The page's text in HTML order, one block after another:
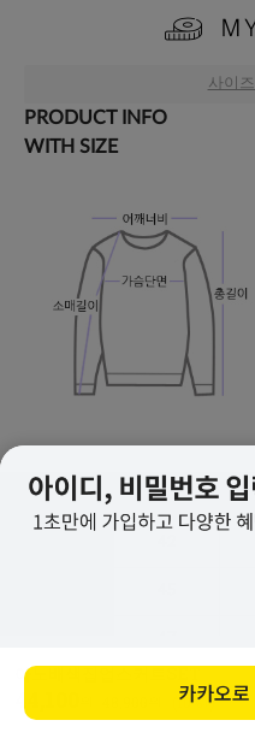
아노배색집업스커트SET
(10%↓)
카카오로